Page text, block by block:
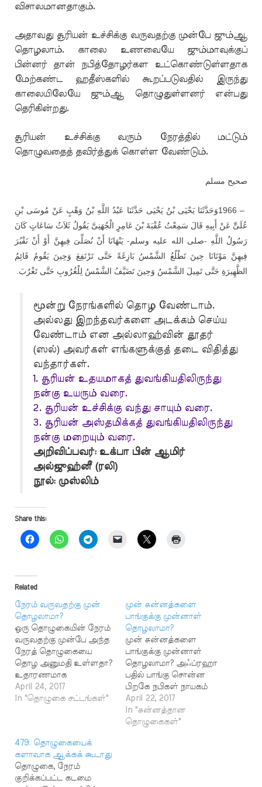
விசாலமானதாகும்.
அதாவது சூரியன் உச்சிக்கு வருவதற்கு முன்பே ஜும்ஆ
தொழலாம். காலை உணவையே ஜும்மாவுக்குப்
பின்னர் தான் நபித்தோழர்கள உட்கொண்டுள்ளதாக
மேற்கண்ட ஹதீஸ்களில் கூறப்படுவதில் இருந்து
காலையிலேயே ஜும்ஆ தொழுதுள்ளனர் என்பது
தெரிகின்றது.
சூரியன் உச்சிக்கு வரும் நேரத்தில் மட்டும்
தொழுவதைத் தவிர்த்துக் கொள்ள வேண்டும்.
صحيح مسلم
1966 –وَحَدَّثَنَا يَحْيَى بْنُ يَحْيَى حَدَّثَنَا عَبْدُ اللَّهِ بْنُ وَهْبٍ عَنْ مُوسَى بْنِ
عُلَىٍّ عَنْ أَبِيهِ قَالَ سَمِعْتُ عُقْبَةَ بْنَ عَامِرٍ الْجُهَنِىَّ يَقُولُ ثَلاَثُ سَاعَاتٍ كَانَ
رَسُولُ اللَّهِ -صلى الله عليه وسلم- يَنْهَانَا أَنْ نُصَلِّىَ فِيهِنَّ أَوْ أَنْ نَقْبُرَ
فِيهِنَّ مَوْتَانَا حِينَ تَطْلُعُ الشَّمْسُ بَازِغَةً حَتَّى تَرْتَفِعَ وَحِينَ يَقُومُ قَائِمُ
الظَّهِيرَةِ حَتَّى تَمِيلَ الشَّمْسُ وَحِينَ تَضَيَّفُ الشَّمْسُ لِلْغُرُوبِ حَتَّى تَغْرُبَ
மூன்று நேரங்களில் தொழ வேண்டாம்.
அல்லது இறந்தவர்களை அடக்கம் செய்ய
வேண்டாம் என அல்லாஹ்வின் தூதர்
(ஸல்) அவர்கள் எங்களுக்குத் தடை விதித்து
வந்தார்கள்.
1. சூரியன் உதயமாகத் துவங்கியதிலிருந்து
நன்கு உயரும் வரை.
2. சூரியன் உச்சிக்கு வந்து சாயும் வரை.
3. சூரியன் அஸ்தமிக்கத் துவங்கியதிலிருந்து
நன்கு மறையும் வரை.
அறிவிப்பவர்: உக்பா பின் ஆமிர்
அல்ஜுஹ்னீ (ரலி)
நூல்: முஸ்லிம்
Share this:
Related
நேரம் வருவதற்கு முன்
தொழலாமா?
ஒரு தொழுகையின் நேரம்
வருவதற்கு முன்பே அந்த
நேரத் தொழுகையை
தொழ அனுமதி உள்ளதா?
உதாரணமாக
சுப்ஹுடைய நேரம்
5.30க்கு என்றால் 5
வேலை செய்யும் இடத்தில்
தொழ வாய்ப்பு இல்லை
என்ற நிர்பந்த நிலை
ஏற்பட்டாலும் பொதுவாக
April 24, 2017
In "தொழுகை சட்டங்கள்"
முன் சுன்னத்களை
பாங்குக்கு முன்னாள்
தொழலாமா?
முன் சுன்னத்களை
பாங்குக்கு முன்னாள்
தொழலாமா? அஃப்ரஹா
பதில் பாங்கு சொன்ன
பிறகே நபிகள் நாயகம்
(ஸல்) அவர்கள் முன்
சுன்னத் தொழுதுள்ளனர்
என்பதற்கு ஹதீஸ்களில்
April 22, 2017
In "சுன்னத்தான
தொழுகைகள்"
479. தொழுகையைக்
களாவாக ஆக்கக் கூடாது
தொழுகை, நேரம்
குறிக்கப்பட்ட கடமை